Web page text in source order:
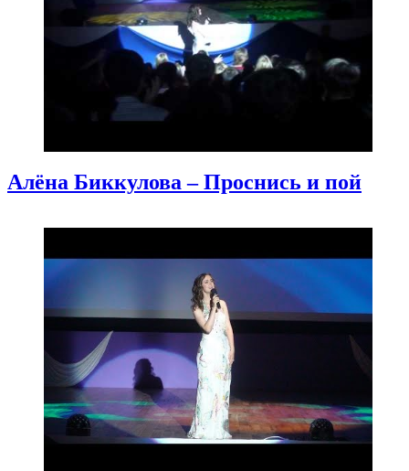
Алёна Биккулова – Проснись и пой